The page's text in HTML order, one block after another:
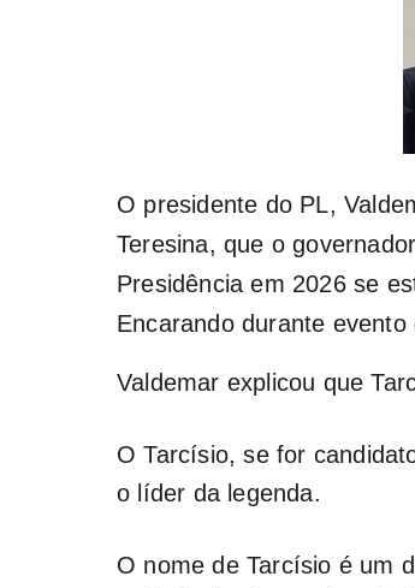
O presidente do PL,
Teresina, que o
Presidência em 2026 se
Encarando durante evento
Valdemar explicou que
O Tarcísio, se for
o líder da legenda.
O nome de Tarcísio é um